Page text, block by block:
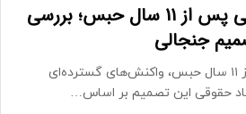
مرخصی بابک زنجانی پس از 11 سال حبس؛ بررسی
جنجالی
مرخصی بابک زنجانی پس از ۱۱ سال حبس، واکنش‌های گسترده‌ای
حقوقی این تصمیم بر اساس…